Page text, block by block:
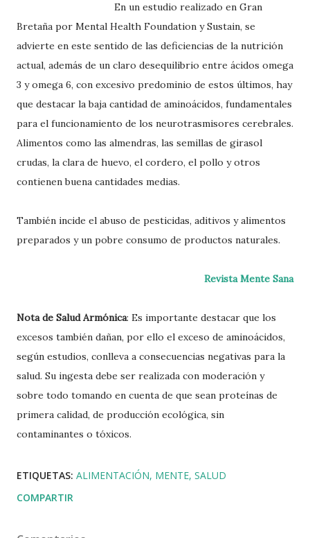
En un estudio realizado en Gran
Bretaña por Mental Health Foundation ySustain, se
advierte en este sentido de las deficiencias de la nutrición
actual, además de un claro desequilibrio entre ácidos omega
3 y omega 6, con excesivo predominio de estos últimos, hay
que destacar la baja cantidad de aminoácidos, fundamentales
para el funcionamiento de los neurotrasmisores cerebrales.
Alimentos como las almendras, las semillas de girasol
crudas, la clara de huevo, el cordero, el pollo y otros
contienen buena cantidades medias.
También incide el abuso de pesticidas, aditivos y alimentos
preparados y un pobre consumo de productos naturales.
Revista Mente Sana
Notade Salud Armónica: Es importante destacar que los
excesos también dañan, por ello el exceso de aminoácidos,
según estudios, conlleva a consecuencias negativas para la
salud. Su ingesta debe ser realizada con moderación y
sobre todo tomando en cuenta de que sean proteínas de
primera calidad, de producción ecológica, sin
contaminantes o tóxicos.
ETIQUETAS: ALIMENTACIÓN MENTE SALUD
COMPARTIR